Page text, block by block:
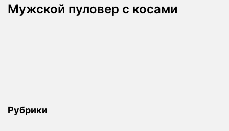
Мужской пуловер с косами
Рубрики